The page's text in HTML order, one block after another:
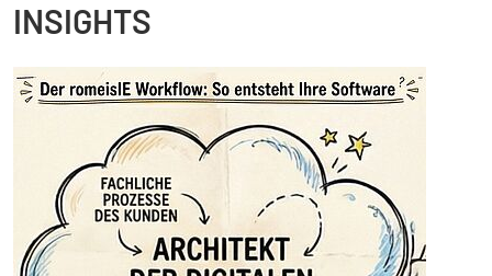
INSIGHTS